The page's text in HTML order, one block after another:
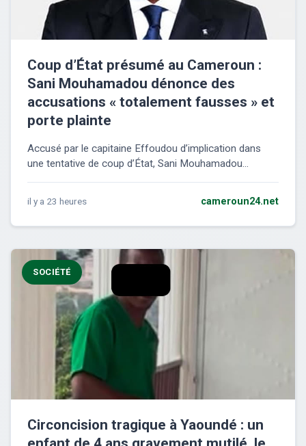
Coup d’État présumé au Cameroun :
Sani Mouhamadou dénonce des
accusations « totalement fausses » et
porte plainte
Accusé par le capitaine Effoudou d’implication dans
une tentative de coup d’État, Sani Mouhamadou...
il y a 23 heures cameroun24.net
SOCIÉTÉ
Circoncision tragique à Yaoundé : un